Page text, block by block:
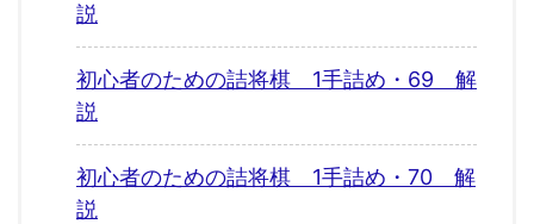
説
初心者のための詰将棋 1手詰め・69 解
説
初心者のための詰将棋 1手詰め・70 解
説